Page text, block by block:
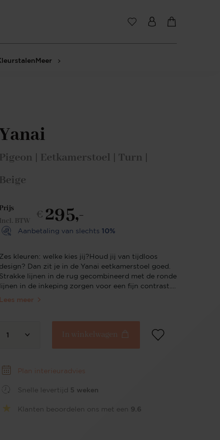
Meer
Pigeon | Eetkamerstoel | Turn |
Beige
Prijs
Incl. BTW
€ 295,-
Aanbetaling van slechts 10%
Zes kleuren: welke kies jij?Houd jij van tijdloos
design? Dan zit je in de Yanai eetkamerstoel goed.
Strakke lijnen in de rug gecombineerd met de ronde
lijnen in de inkeping zorgen voor een fijn contrast.
De stoffering van de kuip is van hoogwaardig
(gemêleerd beige en grijs), Amazing Grey
kleuren matchen moeiteloos met bestaande kleuren
uit jouw interieur. De diepe kleur Tuscan Terra en de
frisse Soft Sage en Pink Punch zijn wat gewaagder
maar zullen als trotse centerpoint om je
eetkamertafel staan. Licht designDe inkeping in de
rugleuning van de Yanai stoel geeft het ontwerp
Lees meer
1 In winkelwagen
Plan interieuradvies
Snelle levertijd 5 weken
Klanten beoordelen ons met een 9.6